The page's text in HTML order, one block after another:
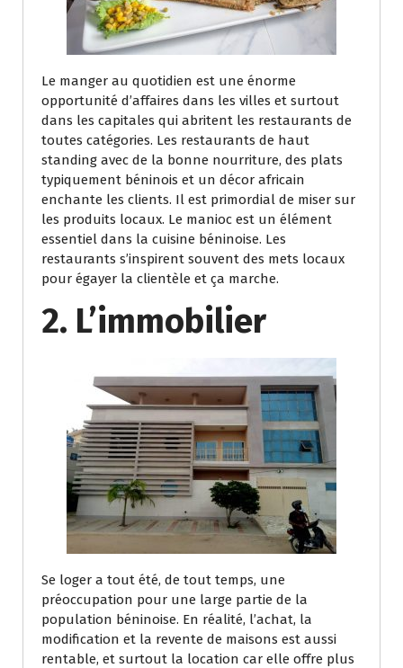
Le manger au quotidien est une énorme
opportunité d’affaires dans les villes et surtout
dans les capitales qui abritent les restaurants de
toutes catégories. Les restaurants de haut
standing avec de la bonne nourriture, des plats
typiquement béninois et un décor africain
enchante les clients. Il est primordial de miser sur
les produits locaux. Le manioc est un élément
essentiel dans la cuisine béninoise. Les
restaurants s’inspirent souvent des mets locaux
pour égayer la clientèle et ça marche.
2. L’immobilier
Se loger a tout été, de tout temps, une
préoccupation pour une large partie de la
population béninoise. En réalité, l’achat, la
modification et la revente de maisons est aussi
rentable, et surtout la location car elle offre plus